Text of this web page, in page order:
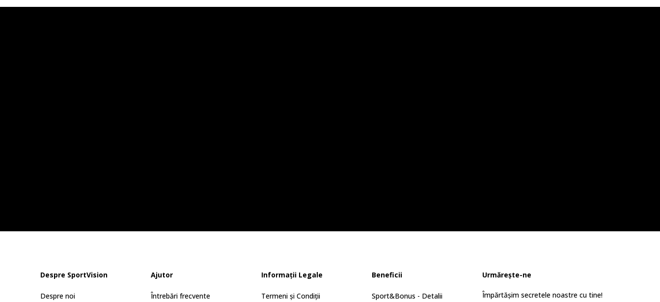
Despre SportVision
Despre noi
Ajutor
Întrebări frecvente
Informații Legale
Termeni și Condiții
Beneficii
Sport&Bonus - Detalii
Urmărește-ne
Împărtășim secretele noastre cu tine!